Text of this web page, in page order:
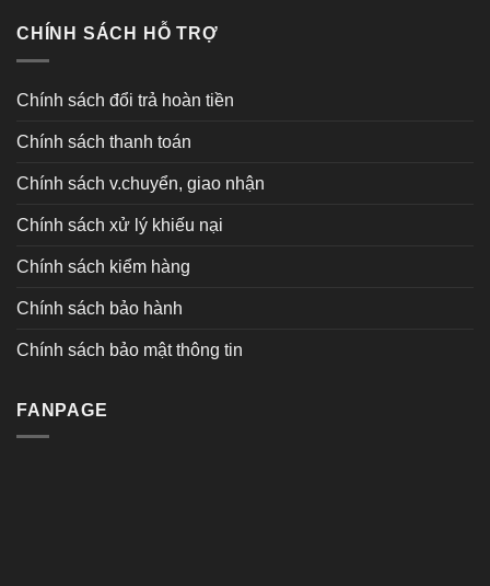
CHÍNH SÁCH HỖ TRỢ
Chính sách đổi trả hoàn tiền
Chính sách thanh toán
Chính sách v.chuyển, giao nhận
Chính sách xử lý khiếu nại
Chính sách kiểm hàng
Chính sách bảo hành
Chính sách bảo mật thông tin
FANPAGE